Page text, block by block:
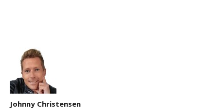
Johnny Christensen